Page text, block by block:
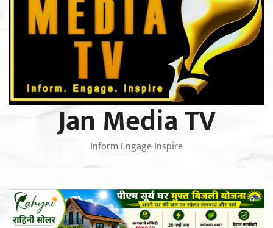
Jan Media TV
Inform Engage Inspire